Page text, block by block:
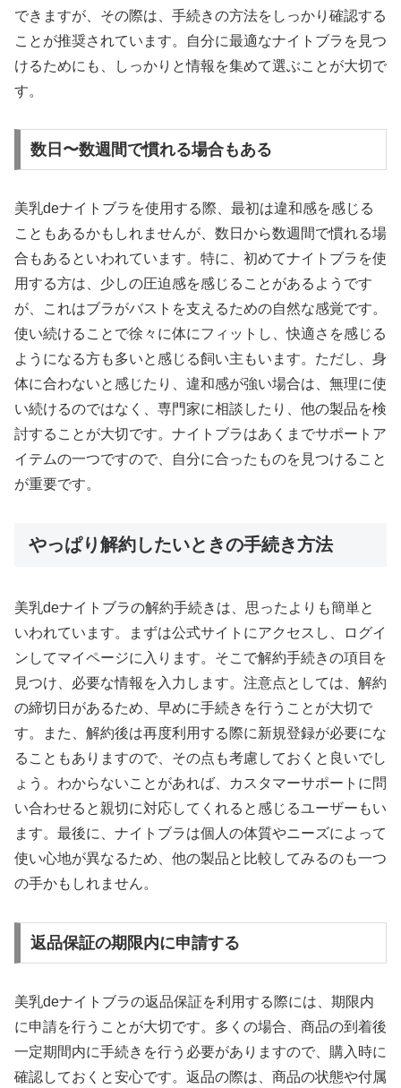
できますが、その際は、手続きの方法をしっかり確認する
ことが推奨されています。自分に最適なナイトブラを見つ
けるためにも、しっかりと情報を集めて選ぶことが大切で
す。
数日〜数週間で慣れる場合もある
美乳deナイトブラを使用する際、最初は違和感を感じる
こともあるかもしれませんが、数日から数週間で慣れる場
合もあるといわれています。特に、初めてナイトブラを使
用する方は、少しの圧迫感を感じることがあるようです
が、これはブラがバストを支えるための自然な感覚です。
使い続けることで徐々に体にフィットし、快適さを感じる
ようになる方も多いと感じる飼い主もいます。ただし、身
体に合わないと感じたり、違和感が強い場合は、無理に使
い続けるのではなく、専門家に相談したり、他の製品を検
討することが大切です。ナイトブラはあくまでサポートア
イテムの一つですので、自分に合ったものを見つけること
が重要です。
やっぱり解約したいときの手続き方法
美乳deナイトブラの解約手続きは、思ったよりも簡単と
いわれています。まずは公式サイトにアクセスし、ログイ
ンしてマイページに入ります。そこで解約手続きの項目を
見つけ、必要な情報を入力します。注意点としては、解約
の締切日があるため、早めに手続きを行うことが大切で
す。また、解約後は再度利用する際に新規登録が必要にな
ることもありますので、その点も考慮しておくと良いでし
ょう。わからないことがあれば、カスタマーサポートに問
い合わせると親切に対応してくれると感じるユーザーもい
ます。最後に、ナイトブラは個人の体質やニーズによって
使い心地が異なるため、他の製品と比較してみるのも一つ
の手かもしれません。
返品保証の期限内に申請する
美乳deナイトブラの返品保証を利用する際には、期限内
に申請を行うことが大切です。多くの場合、商品の到着後
一定期間内に手続きを行う必要がありますので、購入時に
確認しておくと安心です。返品の際は、商品の状態や付属